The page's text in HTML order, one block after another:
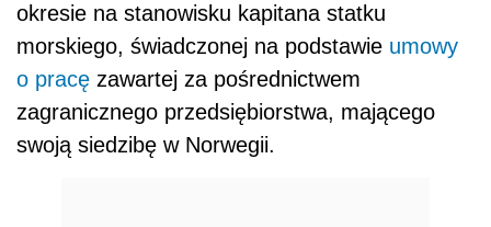
okresie na stanowisku kapitana statku
morskiego, świadczonej na podstawie umowy
o pracę zawartej za pośrednictwem
zagranicznego przedsiębiorstwa, mającego
swoją siedzibę w Norwegii.